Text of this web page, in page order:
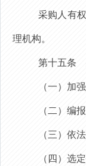
采购人有
理机构。
第十五条
（一）加
（二）编
（三）依
（四）选